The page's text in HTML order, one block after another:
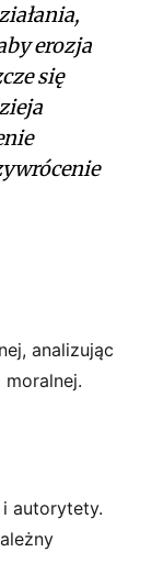
erozja
się
analizując
autorytety.